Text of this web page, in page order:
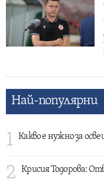
Най-популярни
1 Какво е нужно за
2 Крисия Тодорова: